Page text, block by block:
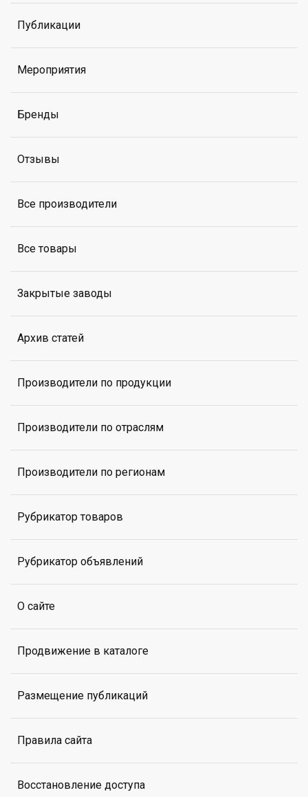
Публикации
Мероприятия
Бренды
Отзывы
Все производители
Все товары
Закрытые заводы
Архив статей
Производители по продукции
Производители по отраслям
Производители по регионам
Рубрикатор товаров
Рубрикатор объявлений
О сайте
Продвижение в каталоге
Размещение публикаций
Правила сайта
Восстановление доступа